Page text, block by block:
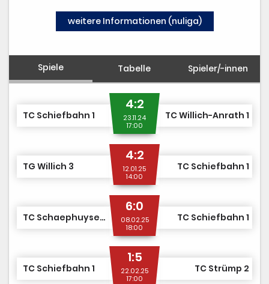
MITGLIED WERDEN
weitere Informationen (nuliga)
Spiele Tabelle Spieler/-innen
TC Schiefbahn 1
4:2
23.11.24
17:00
TC Willich-Anrath 1
TG Willich 3
4:2
12.01.25
14:00
TC Schiefbahn 1
TC Schaephuysen 1
6:0
08.02.25
18:00
TC Schiefbahn 1
TC Schiefbahn 1
1:5
22.02.25
17:00
TC Strümp 2